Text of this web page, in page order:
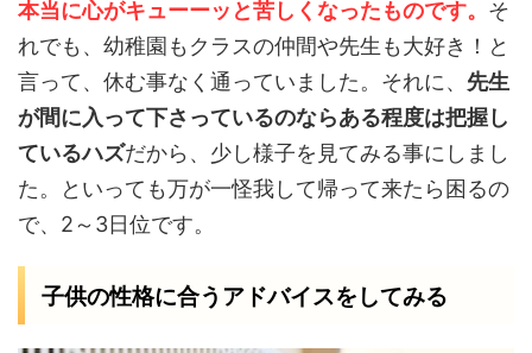
本当に心がキューーッと苦しくなったものです。 そ
れでも、幼稚園もクラスの仲間や先生も大好き！と
言って、休む事なく通っていました。それに、 先生
が間に入って下さっているのならある程度は把握し
ているハズだから、少し様子を見てみる事にしまし
た。といっても万が一怪我して帰って来たら困るの
で、2～3日位です。
子供の性格に合うアドバイスをしてみる